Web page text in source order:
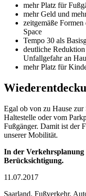
mehr Platz für
mehr Geld und
zeitgemäße
Space
Tempo 30 als
deutliche
Unfallgefahr an
mehr Platz für
Egal ob von zu Hause zur
Haltestelle oder vom
Fußgänger. Damit ist der
unserer Mobilität.
In der
Berücksichtigung.
11.07.2017
Saarland, Fußverkehr,